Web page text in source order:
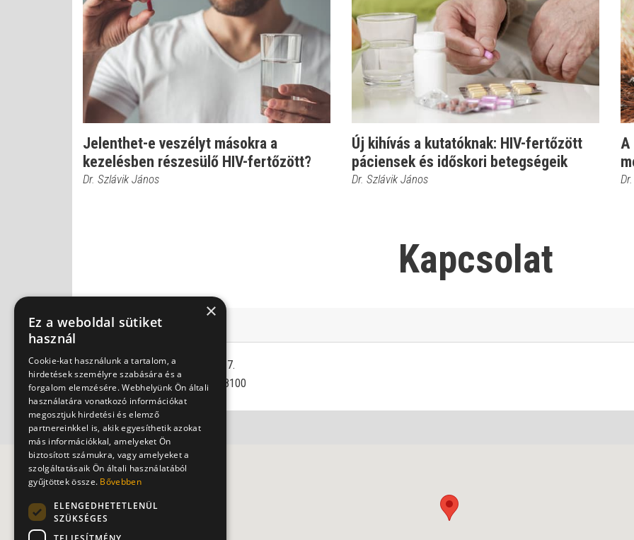
Jelenthet-e veszélyt másokra a
kezelésben részesülő HIV-fertőzött?
Dr. Szlávik János
Új kihívás a kutatóknak: HIV-fertőzött
páciensek és időskori betegségeik
Dr. Szlávik János
A
Kapcsolat
Szent László Kórház
1097 Budapest, Gyáli út 5-7.
+36209349449, +3614558100
×
Ez a weboldal sütiket
használ
Cookie-kat használunk a tartalom, a
hirdetések személyre szabására és a
forgalom elemzésére. Webhelyünk Ön általi
használatára vonatkozó információkat
megosztjuk hirdetési és elemző
partnereinkkel is, akik egyesíthetik azokat
más információkkal, amelyeket Ön
biztosított számukra, vagy amelyeket a
szolgáltatásaik Ön általi használatából
gyűjtöttek össze. Bővebben
ELENGEDHETETLENÜL
SZÜKSÉGES